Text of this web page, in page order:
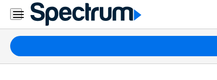
Residencial
Business
Paquetes
Internet